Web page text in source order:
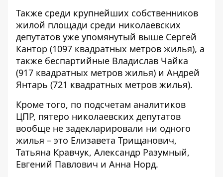
Также среди крупнейших собственников
жилой площади среди николаевских
депутатов уже упомянутый выше Сергей
Кантор (1097 квадратных метров жилья), а
также беспартийные Владислав Чайка
(917 квадратных метров жилья) и Андрей
Янтарь (721 квадратных метров жилья).
Кроме того, по подсчетам аналитиков
ЦПР, пятеро николаевских депутатов
вообще не задекларировали ни одного
жилья – это Елизавета Трищанович,
Татьяна Кравчук, Александр Разумный,
Евгений Павлович и Анна Норд.